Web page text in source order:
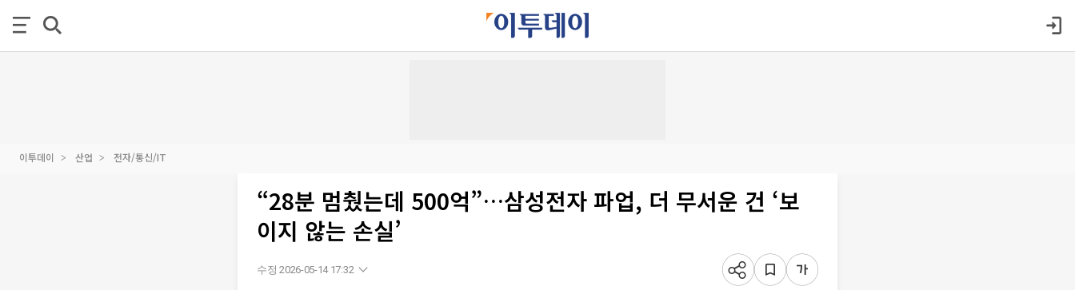
이투데이 산업 전자/통신/IT
“28분 멈췄는데 500억”…삼성전자 파업, 더 무서운 건 ‘보
이지 않는 손실’
수정 2026-05-14 17:32